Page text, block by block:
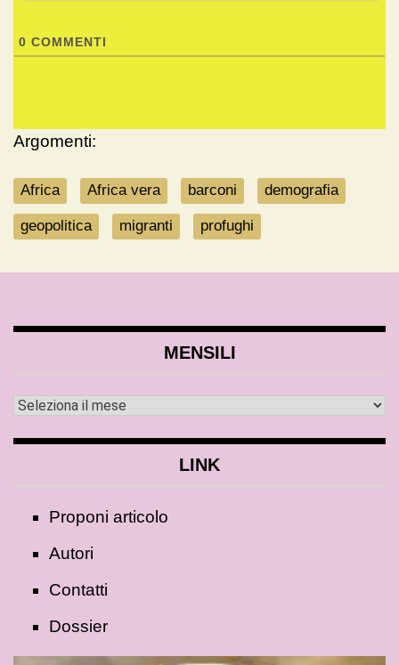
0 COMMENTI
Argomenti:
Africa Africa vera barconi demografia
geopolitica migranti profughi
MENSILI
LINK
Proponi articolo
Autori
Contatti
Dossier